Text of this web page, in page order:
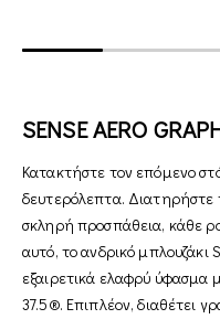
SENSE AERO
Κατακτήστε τον επόμενο
δευτερόλεπτα.
σκληρή προσπάθεια, κάθε
αυτό, το ανδρικό μπλουζάκι
εξαιρετικά ελαφρύ ύφασμα
37.5®. Επιπλέον, διαθέτει